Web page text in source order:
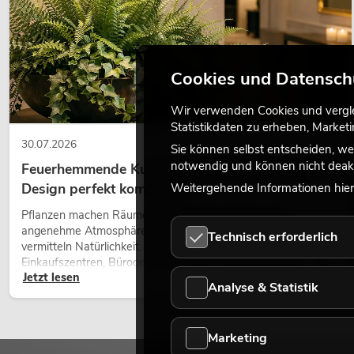
30.07.2026
Feuerhemmende Kunstpflanzen: Sicherheit und
Design perfekt kombiniert
Pflanzen machen Räume lebendig. Sie schaffen eine
angenehme Atmosphäre, verbessern das Ambiente und
vermitteln Natürlichkeit. Ob in Hotels, Restaurants,
Einkaufszentren, Bürogebäuden oder auf Messeständen: eine
hochwertige Begrünung gehört heute längst zum modernen
Raumkonzept.
Jetzt lesen
Cookies und
Wir verwenden Cookies und
Statistikdaten zu erheben,
Sie können selbst entscheiden,
notwendig und können nicht
Weitergehende Informationen
Technisch erforderlich
Analyse & Statistik
Marketing